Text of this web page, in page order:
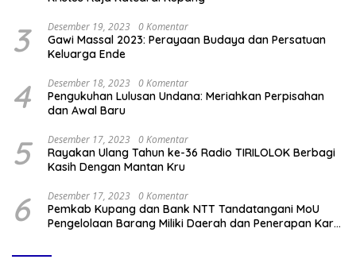
3 Desember 19, 2023 0 Komentar
Gawi Massal 2023: Perayaan Budaya dan Persatuan
Keluarga Ende
4 Desember 18, 2023 0 Komentar
Pengukuhan Lulusan Undana: Meriahkan Perpisahan
dan Awal Baru
5 Desember 17, 2023 0 Komentar
Rayakan Ulang Tahun ke-36 Radio TIRILOLOK Berbagi
Kasih Dengan Mantan Kru
6 Desember 17, 2023 0 Komentar
Pemkab Kupang dan Bank NTT Tandatangani MoU
Pengelolaan Barang Miliki Daerah dan Penerapan Kartu